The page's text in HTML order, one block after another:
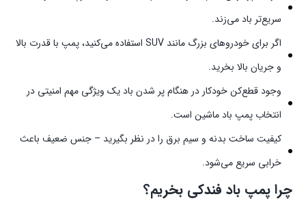
سریع‌تر باد می‌زند.
اگر برای خودروهای بزرگ مانند SUV استفاده می‌کنید، پمپ با قدرت بالا
و جریان بالا بخرید.
وجود قطع‌کن خودکار در هنگام پر شدن باد یک ویژگی مهم امنیتی در
انتخاب پمپ باد ماشین است.
کیفیت ساخت بدنه و سیم برق را در نظر بگیرید – جنس ضعیف باعث
خرابی سریع می‌شود.
چرا پمپ باد فندکی بخریم؟